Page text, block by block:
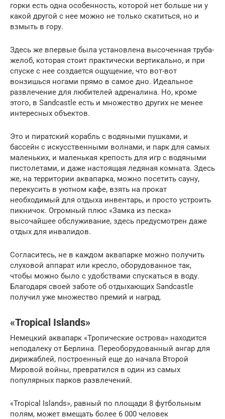
горки есть одна особенность, которой нет больше ни у
какой другой с нее можно не только скатиться, но и
взмыть в гору.
Здесь же впервые была установлена высоченная труба-
желоб, которая стоит практически вертикально, и при
спуске с нее создается ощущение, что вот-вот
вонзишься ногами прямо в самое дно. Идеальное
развлечение для любителей адреналина. Но, кроме
этого, в Sandcastle есть и множество других не менее
интересных объектов.
Это и пиратский корабль с водяными пушками, и
бассейн с искусственными волнами, и парк для самых
маленьких, и маленькая крепость для игр с водяными
пистолетами, и даже настоящая ледяная комната. Здесь
же, на территории аквапарка, можно посетить сауну,
перекусить в уютном кафе, взять на прокат
необходимый для отдыха инвентарь, и просто устроить
пикничок. Огромный плюс «Замка из песка»
высочайшее обслуживание, здесь предусмотрен даже
отдых для инвалидов.
Согласитесь, не в каждом аквапарке можно получить
слуховой аппарат или кресло, оборудованное так,
чтобы можно было с удобствами спускаться в воду.
Благодаря своей заботе об отдыхающих Sandcastle
получил уже множество премий и наград.
«Tropical Islands»
Немецкий аквапарк «Тропические острова» находится
неподалеку от Берлина. Переоборудованный ангар для
дирижаблей, построенный еще до начала Второй
Мировой войны, превратился в один из самых
популярных парков развлечений.
«Tropical Islands», равный по площади 8 футбольным
полям, может вмещать более 6 000 человек